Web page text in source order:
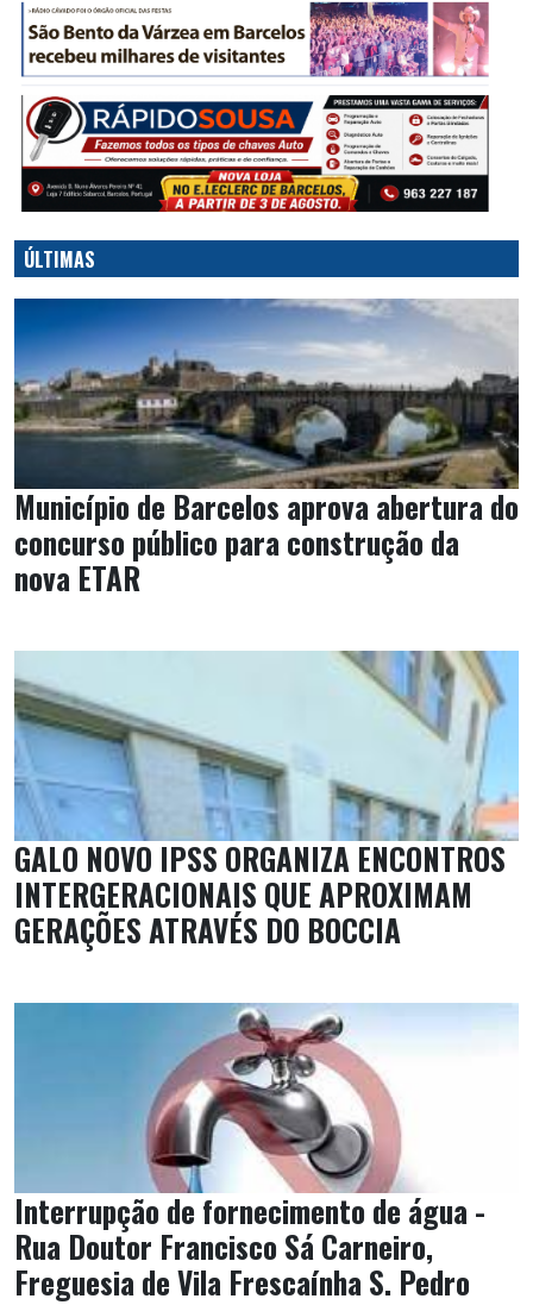
ÚLTIMAS
Município de Barcelos aprova abertura do
concurso público para construção da
nova ETAR
GALO NOVO IPSS ORGANIZA ENCONTROS
INTERGERACIONAIS QUE APROXIMAM
GERAÇÕES ATRAVÉS DO BOCCIA
Interrupção de fornecimento de água -
Rua Doutor Francisco Sá Carneiro,
Freguesia de Vila Frescaínha S. Pedro